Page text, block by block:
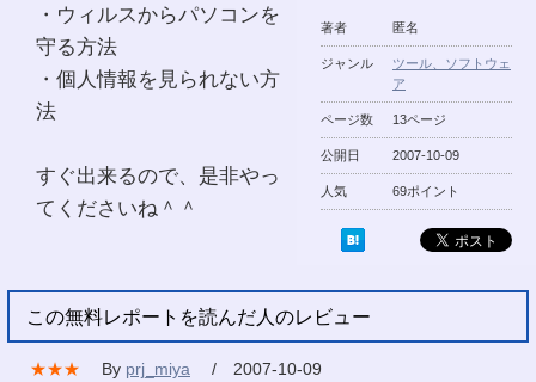
著者 匿名
ジャンル
ツール、ソフトウェ
ア
ページ数 13ページ
公開日 2007-10-09
人気 69ポイント
・ウィルスからパソコンを
守る方法
・個人情報を見られない方
法
すぐ出来るので、是非やっ
てくださいね＾＾
この無料レポートを読んだ人のレビュー
★★★ By prj_miya
/ 2007-10-09